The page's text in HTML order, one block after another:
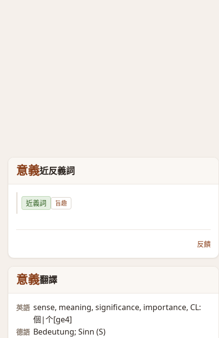
意義近反義詞
近義詞 旨趣
反饋
意義翻譯
英語 sense, meaning, significance, importance, CL:
個|个[ge4]
德語 Bedeutung; Sinn (S)​